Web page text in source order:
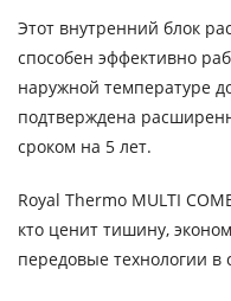
Этот внутренний блок
способен эффективно
наружной температуре
подтверждена
сроком на 5 лет.
Royal Thermo MULTI
кто ценит тишину,
передовые технологии в